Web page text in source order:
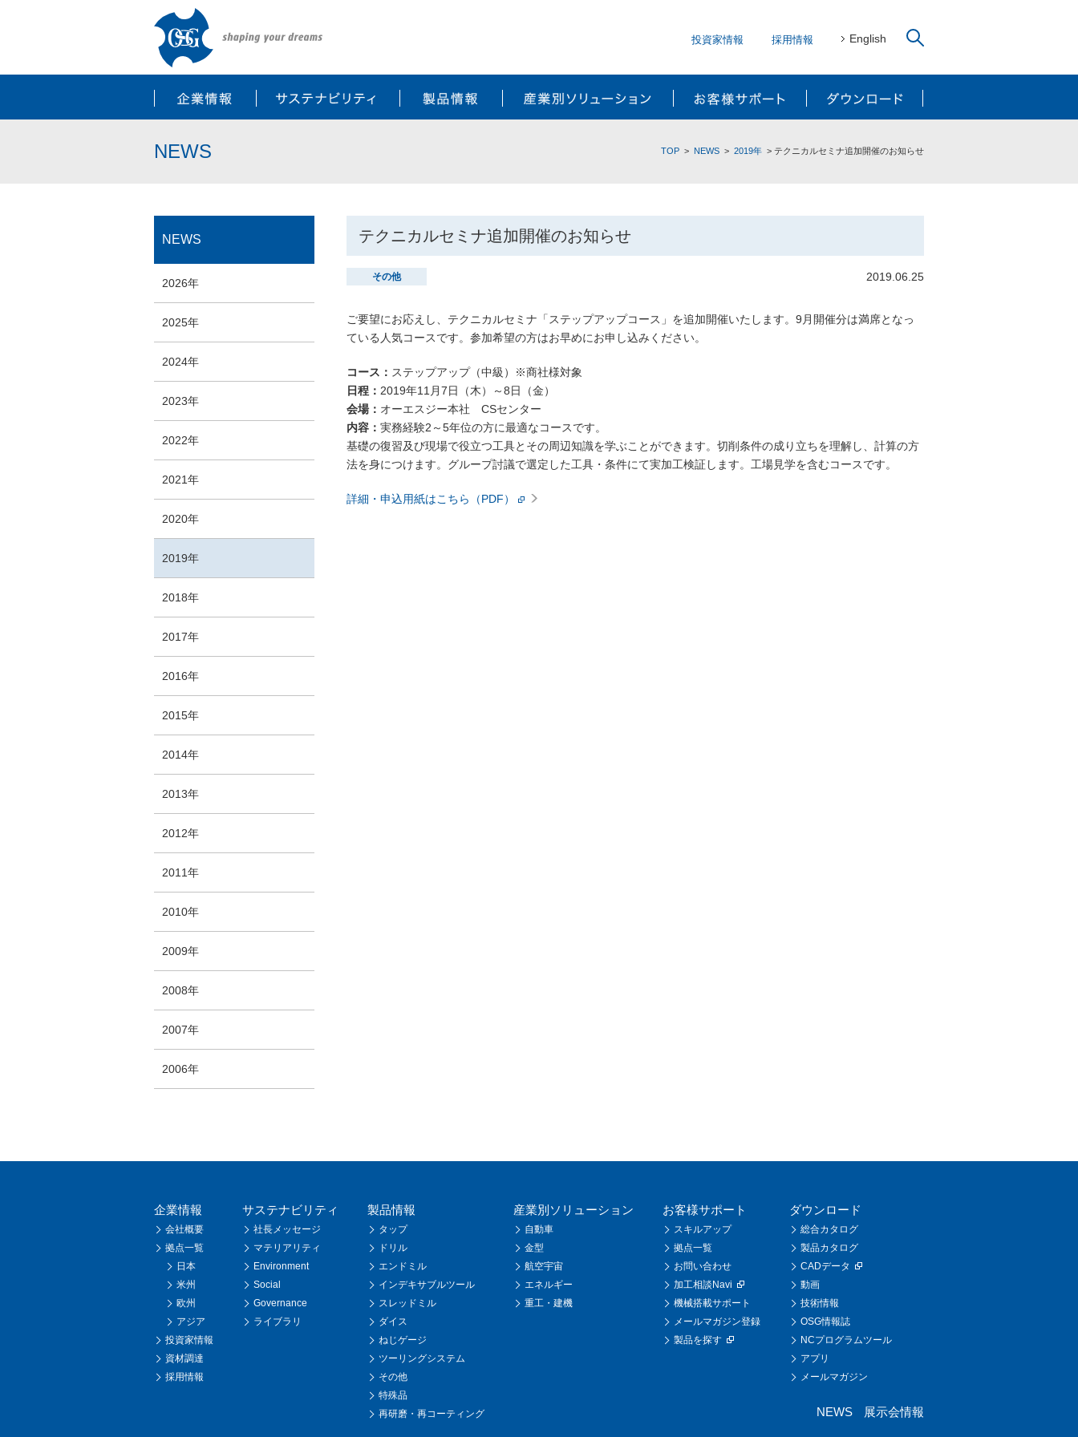
投資家情報 採用情報 English
TOP NEWS 2019年 テクニカルセミナ追加開催のお知らせ
NEWS
テクニカルセミナ追加開催のお知らせ
その他 2019.06.25
ご要望にお応えし、テクニカルセミナ「ステップアップコース」を追加開催いたします。9月開催分は満席となっ
ている人気コースです。参加希望の方はお早めにお申し込みください。
コース： ステップアップ（中級）※商社様対象
日程： 2019年11月7日（木）～8日（金）
会場： オーエスジー本社 CSセンター
内容： 実務経験2～5年位の方に最適なコースです。
基礎の復習及び現場で役立つ工具とその周辺知識を学ぶことができます。切削条件の成り立ちを理解し、計算の方
法を身につけます。グループ討議で選定した工具・条件にて実加工検証します。工場見学を含むコースです。
詳細・申込用紙はこちら（PDF）
NEWS
2026年
2025年
2024年
2023年
2022年
2021年
2020年
2019年
2018年
2017年
2016年
2015年
2014年
2013年
2012年
2011年
2010年
2009年
2008年
2007年
2006年
企業情報
会社概要
拠点一覧
日本
米州
欧州
アジア
投資家情報
資材調達
採用情報
サステナビリティ
社長メッセージ
マテリアリティ
Environment
Social
Governance
ライブラリ
製品情報
タップ
ドリル
エンドミル
インデキサブルツール
スレッドミル
ダイス
ねじゲージ
ツーリングシステム
その他
特殊品
再研磨・再コーティング
産業別ソリューション
自動車
金型
航空宇宙
エネルギー
重工・建機
お客様サポート
スキルアップ
拠点一覧
お問い合わせ
加工相談Navi
機械搭載サポート
メールマガジン登録
製品を探す
ダウンロード
総合カタログ
製品カタログ
CADデータ
動画
技術情報
OSG情報誌
NCプログラムツール
アプリ
メールマガジン
NEWS 展示会情報